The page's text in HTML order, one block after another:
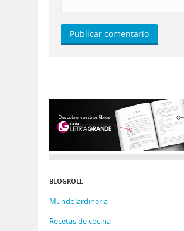
BLOGROLL
MundoJardineria
Recetas de cocina